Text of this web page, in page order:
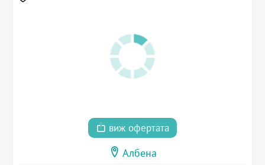
виж офертата
Албена